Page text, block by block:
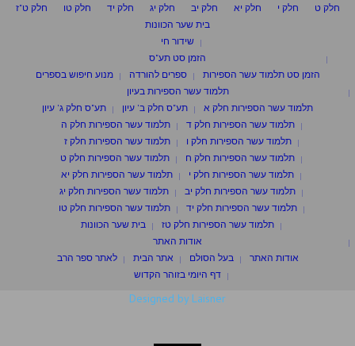
חלק ט
חלק י חלק יא חלק יב חלק יג חלק יד חלק טו
חלק ט"ז
בית שער הכוונות
שידור חי
הזמן סט תע"ס
הזמן סט תלמוד עשר הספירות
ספרים להורדה
מנוע חיפוש בספרים
תלמוד עשר הספירות בעיון
תלמוד עשר הספירות חלק א
תע"ס חלק ב' עיון
תע"ס חלק ג' עיון
תלמוד עשר הספירות חלק ד
תלמוד עשר הספירות חלק ה
תלמוד עשר הספירות חלק ו
תלמוד עשר הספירות חלק ז
תלמוד עשר הספירות חלק ח
תלמוד עשר הספירות חלק ט
תלמוד עשר הספירות חלק י
תלמוד עשר הספירות חלק יא
תלמוד עשר הספירות חלק יב
תלמוד עשר הספירות חלק יג
תלמוד עשר הספירות חלק יד
תלמוד עשר הספירות חלק טו
תלמוד עשר הספירות חלק טז
בית שער הכוונות
אודות האתר
אודות האתר
בעל הסולם אתר הבית
לאתר ספר הרב
דף היומי בזוהר הקדוש
Designed by Laisner